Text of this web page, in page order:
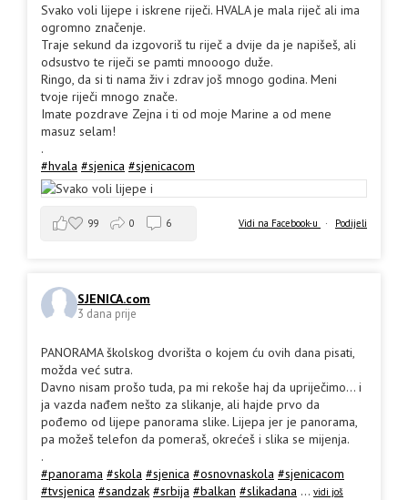
Svako voli lijepe i iskrene riječi. HVALA je mala riječ ali ima
ogromno značenje.
Traje sekund da izgovoriš tu riječ a dvije da je napišeš, ali
odsustvo te riječi se pamti mnooogo duže.
Ringo, da si ti nama živ i zdrav još mnogo godina. Meni
tvoje riječi mnogo znače.
Imate pozdrave Zejna i ti od moje Marine a od mene
masuz selam!
.
#hvala #sjenica #sjenicacom
Vidi na Facebook-u · Podijeli
99 0 6
SJENICA.com
3 dana prije
PANORAMA školskog dvorišta o kojem ću ovih dana pisati,
možda već sutra.
Davno nisam prošo tuda, pa mi rekoše haj da upriječimo... i
ja vazda nađem nešto za slikanje, ali hajde prvo da
pođemo od lijepe panorama slike. Lijepa jer je panorama,
pa možeš telefon da pomeraš, okrećeš i slika se mijenja.
.
#panorama #skola #sjenica #osnovnaskola #sjenicacom
#tvsjenica #sandzak #srbija #balkan #slikadana ... vidi još